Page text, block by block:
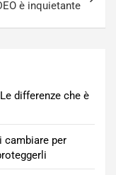
è inquietante
differenze che è
cambiare per